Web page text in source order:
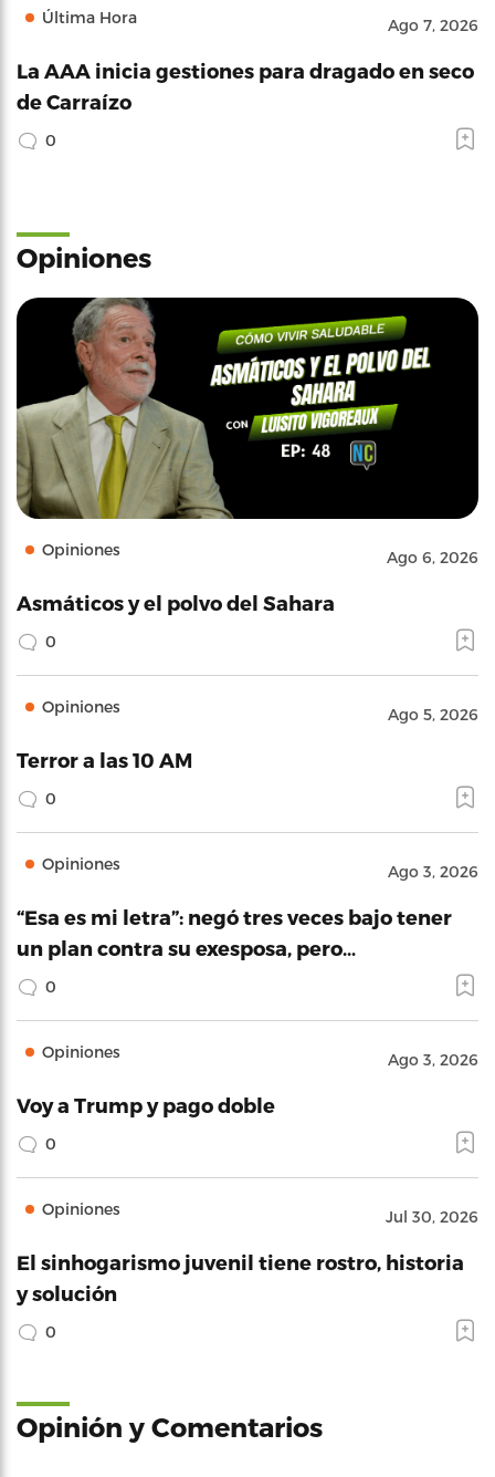
Última Hora Ago 7, 2026
La AAA inicia gestiones para dragado en seco
de Carraízo
0
Opiniones
Opiniones Ago 6, 2026
Asmáticos y el polvo del Sahara
0
Opiniones Ago 5, 2026
Terror a las 10 AM
0
Opiniones Ago 3, 2026
“Esa es mi letra”: negó tres veces bajo tener
un plan contra su exesposa, pero…
0
Opiniones Ago 3, 2026
Voy a Trump y pago doble
0
Opiniones Jul 30, 2026
El sinhogarismo juvenil tiene rostro, historia
y solución
0
Opinión y Comentarios